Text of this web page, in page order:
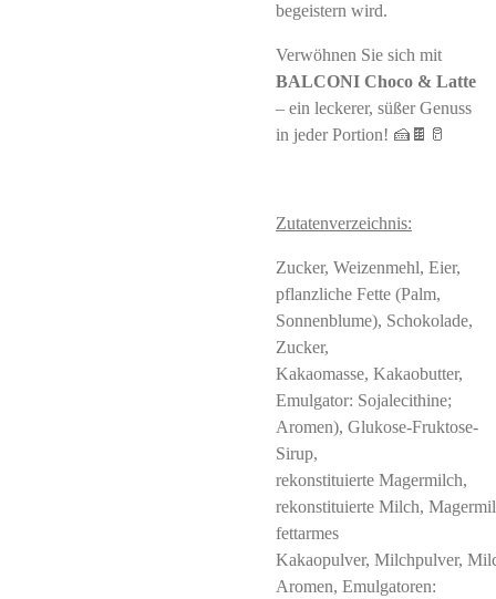
begeistern wird.
Verwöhnen Sie sich mit
BALCONI Choco & Latte
– ein leckerer, süßer Genuss
in jeder Portion! 🍰🍫🥛
Zutatenverzeichnis:
Zucker, Weizenmehl, Eier,
pflanzliche Fette (Palm,
Sonnenblume), Schokolade,
Zucker,
Kakaomasse, Kakaobutter,
Emulgator: Sojalecithine;
Aromen), Glukose-Fruktose-
Sirup,
rekonstituierte Magermilch,
rekonstituierte Milch,
fettarmes
Kakaopulver, Milchpulver,
Aromen, Emulgatoren: